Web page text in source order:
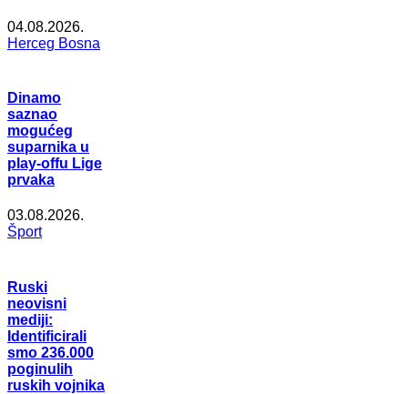
04.08.2026.
Herceg Bosna
Dinamo
saznao
mogućeg
suparnika u
play-offu Lige
prvaka
03.08.2026.
Šport
Ruski
neovisni
mediji:
Identificirali
smo 236.000
poginulih
ruskih vojnika